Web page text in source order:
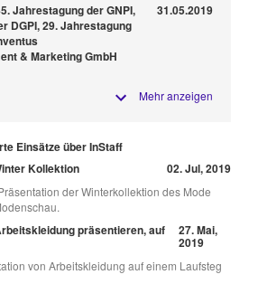
Jahrestagung der GNPI,
DGPI, 29. Jahrestagung
& Marketing GmbH
31.05.2019
Mehr anzeigen
Einsätze über InStaff
Kollektion
02. Jul, 2019
der Winterkollektion des Mode
präsentieren, auf 27. Mai,
2019
von Arbeitskleidung auf einem Laufsteg